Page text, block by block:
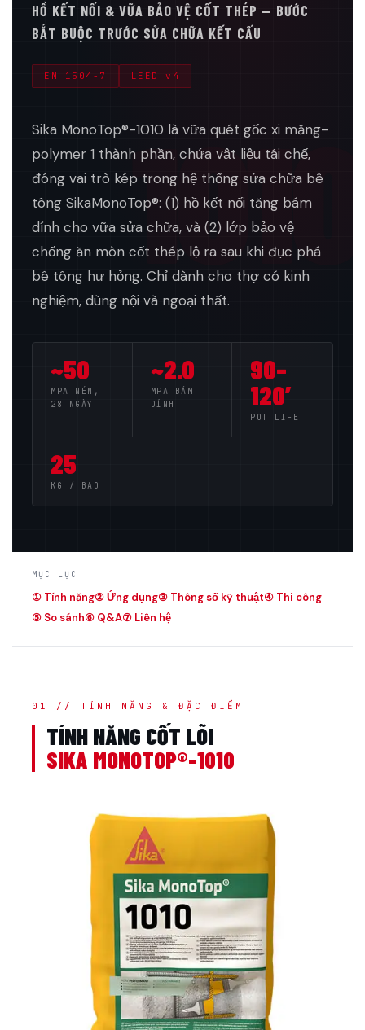
1010
HỒ KẾT NỐI & VỮA BẢO VỆ CỐT THÉP — BƯỚC
BẮT BUỘC TRƯỚC SỬA CHỮA KẾT CẤU
EN 1504-7 LEED v4
Sika MonoTop®-1010 là vữa quét gốc xi măng-
polymer 1 thành phần, chứa vật liệu tái chế,
đóng vai trò kép trong hệ thống sửa chữa bê
tông SikaMonoTop®: (1) hồ kết nối tăng bám
dính cho vữa sửa chữa, và (2) lớp bảo vệ
chống ăn mòn cốt thép lộ ra sau khi đục phá
bê tông hư hỏng. Chỉ dành cho thợ có kinh
nghiệm, dùng nội và ngoại thất.
~50
MPA NÉN,
28 NGÀY
~2.0
MPA BÁM
DÍNH
90–
120′
POT LIFE
25
KG / BAO
MỤC LỤC
① Tính năng② Ứng dụng③ Thông số kỹ thuật④ Thi công
⑤ So sánh⑥ Q&A⑦ Liên hệ
01 // TÍNH NĂNG & ĐẶC ĐIỂM
TÍNH NĂNG CỐT LÕI
SIKA MONOTOP®-1010